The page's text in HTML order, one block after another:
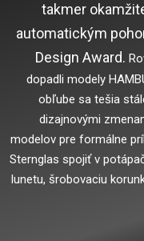
takmer
automatickým
Design Award.
dopadli modely
obľube sa tešia
dizajnovými
modelov pre formálne
Sternglas spojiť v
lunetu, šrobovaciu